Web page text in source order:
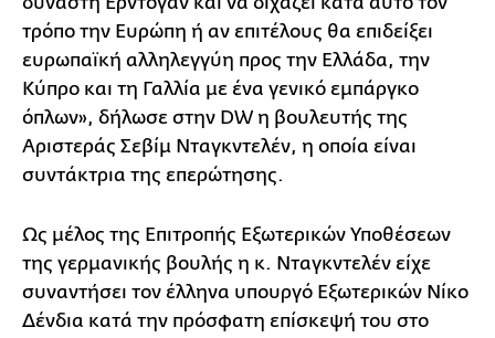
τρόπο την Ευρώπη ή αν επιτέλους θα επιδείξει
ευρωπαϊκή αλληλεγγύη προς την Ελλάδα, την
Κύπρο και τη Γαλλία με ένα γενικό εμπάργκο
όπλων», δήλωσε στην DW η βουλευτής της
Αριστεράς Σεβίμ Νταγκντελέν, η οποία είναι
συντάκτρια της επερώτησης.
Ως μέλος της Επιτροπής Εξωτερικών Υποθέσεων
της γερμανικής βουλής η κ. Νταγκντελέν είχε
συναντήσει τον έλληνα υπουργό Εξωτερικών Νίκο
Δένδια κατά την πρόσφατη επίσκεψή του στο